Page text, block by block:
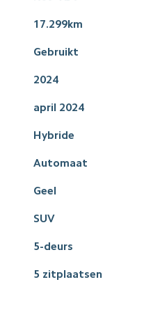
17.299km
Gebruikt
2024
april 2024
Hybride
Automaat
Geel
SUV
5-deurs
5 zitplaatsen